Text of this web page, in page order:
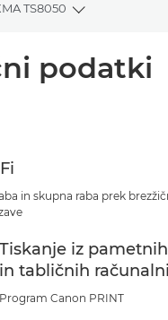
TS8050
Toggle
podatki
in skupna raba prek
Tiskanje iz
in tabličnih
Program Canon PRINT